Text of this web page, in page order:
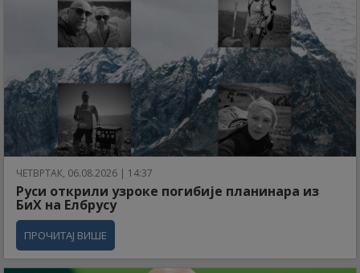
ЧЕТВРТАК, 06.08.2026 | 14:37
Руси открили узроке погибије планинара из
БиХ на Елбрусу
ПРОЧИТАЈ ВИШЕ